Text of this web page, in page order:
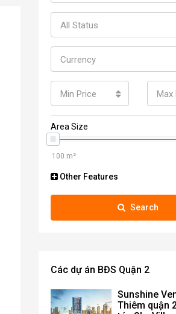
All Status
Currency
Min Price Max
Area Size
Other Features
Search
Các dự án BĐS Quận 2
Sunshine
Thiêm quận